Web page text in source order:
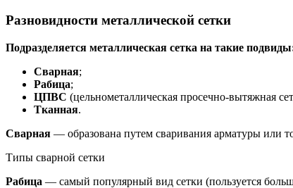
Разновидности металлической сетки
Подразделяется металлическая сетка на такие
Сварная;
Рабица;
ЦПВС (цельнометаллическая просечно-вытяжная
Тканная.
Сварная — образована путем сваривания арматуры или
Типы сварной сетки
Рабица — самый популярный вид сетки (пользуется